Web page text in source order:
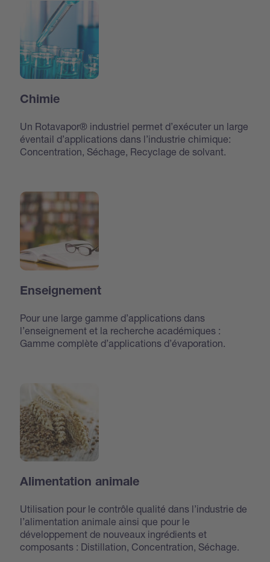
Chimie
Un Rotavapor® industriel permet d’exécuter un large
éventail d’applications dans l’industrie chimique:
Concentration, Séchage, Recyclage de solvant.
Enseignement
Pour une large gamme d’applications dans
l’enseignement et la recherche académiques :
Gamme complète d’applications d’évaporation.
Alimentation animale
Utilisation pour le contrôle qualité dans l’industrie de
l’alimentation animale ainsi que pour le
développement de nouveaux ingrédients et
composants : Distillation, Concentration, Séchage.